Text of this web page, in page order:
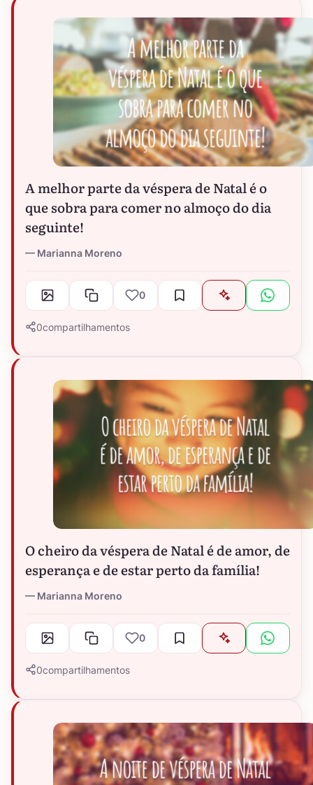
A melhor parte da véspera de Natal é o
que sobra para comer no almoço do dia
seguinte!
Marianna Moreno
0
0compartilhamentos
O cheiro da véspera de Natal é de amor, de
esperança e de estar perto da família!
Marianna Moreno
0
0compartilhamentos